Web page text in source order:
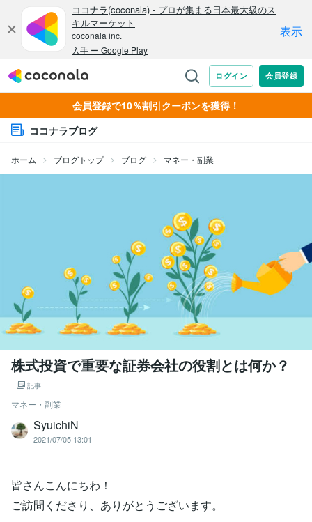
会員登録で10％割引クーポンを獲得！
ココナラブログ
ホーム ブログトップ ブログ マネー・副業
株式投資で重要な証券会社の役割とは何か？
記事
マネー・副業
SyuichiN
2021/07/05 13:01
皆さんこんにちわ！
ご訪問くださり、ありがとうございます。